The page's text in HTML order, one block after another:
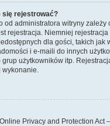
się rejestrować?
od administratora witryny zależy
rejestracja. Niemniej
dla gości, takich jak
i e-maili do innych
użytkowników itp.
wykonanie.
Privacy and Protection Act